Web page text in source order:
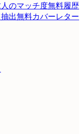
のマッチ度無料履歴
出無料カバーレター